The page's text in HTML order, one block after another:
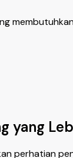
yang
perhatian